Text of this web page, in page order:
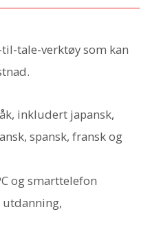
tale-verktøy som kan
inkludert japansk,
spansk, fransk og
og smarttelefon